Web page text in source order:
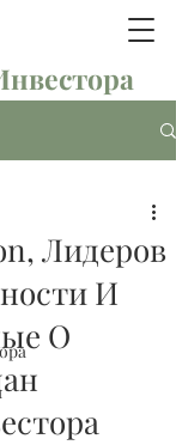
Лидеров
И
О